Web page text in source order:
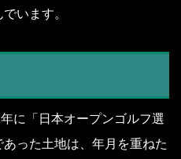
います。
に「日本オープンゴルフ選
った土地は、年月を重ねた